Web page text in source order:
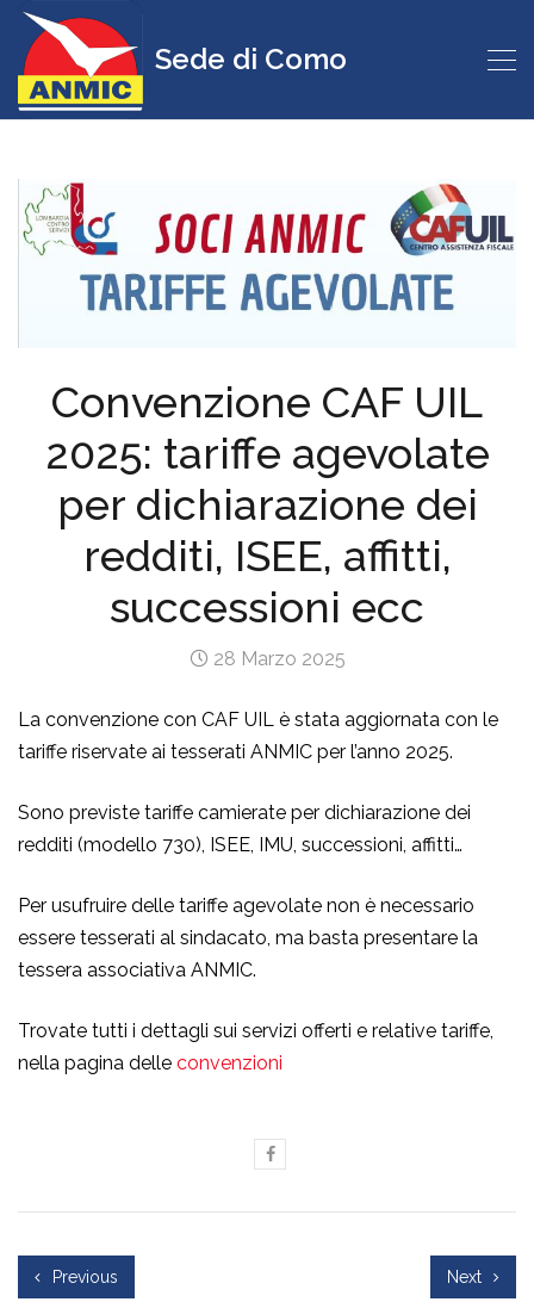
Sede di Como
Convenzione CAF UIL
2025: tariffe agevolate
per dichiarazione dei
redditi, ISEE, affitti,
successioni ecc
28 Marzo 2025
La convenzione con CAF UIL è stata aggiornata con le
tariffe riservate ai tesserati ANMIC per l’anno 2025.
Sono previste tariffe camierate per dichiarazione dei
redditi (modello 730), ISEE, IMU, successioni, affitti…
Per usufruire delle tariffe agevolate non è necessario
essere tesserati al sindacato, ma basta presentare la
tessera associativa ANMIC.
Trovate tutti i dettagli sui servizi offerti e relative tariffe,
nella pagina delle convenzioni
Previous Next